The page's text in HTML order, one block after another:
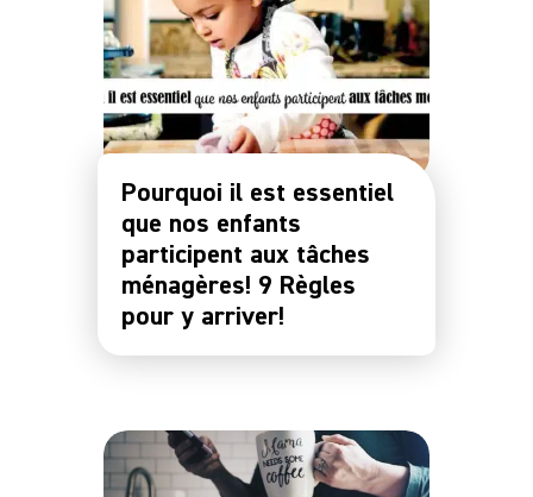
Pourquoi il est essentiel
que nos enfants
participent aux tâches
ménagères! 9 Règles
pour y arriver!